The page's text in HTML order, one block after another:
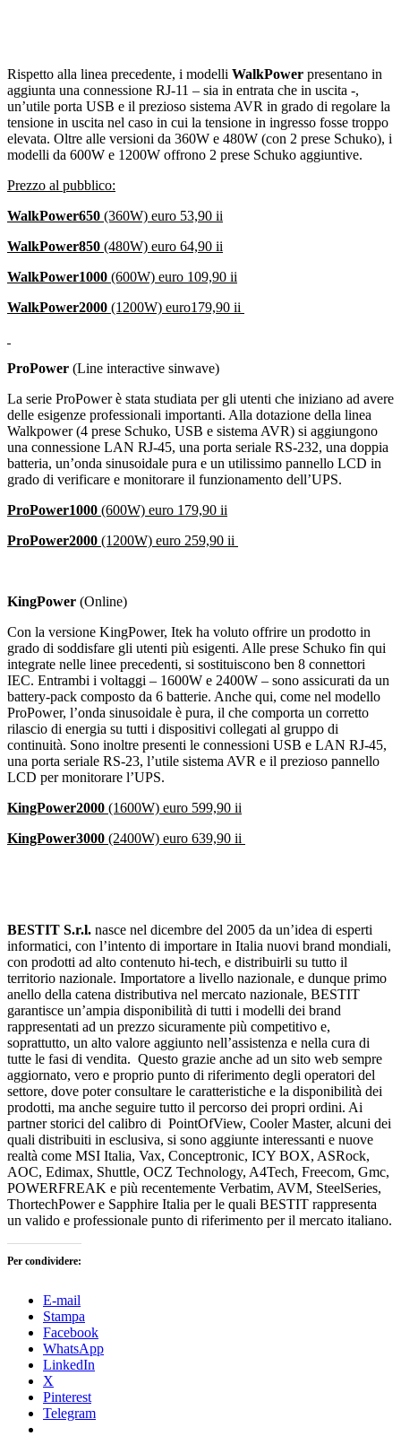
Rispetto alla linea precedente, i modelli WalkPower presentano in
aggiunta una connessione RJ-11 – sia in entrata che in uscita -,
un’utile porta USB e il prezioso sistema AVR in grado di regolare la
tensione in uscita nel caso in cui la tensione in ingresso fosse troppo
elevata. Oltre alle versioni da 360W e 480W (con 2 prese Schuko), i
modelli da 600W e 1200W offrono 2 prese Schuko aggiuntive.
Prezzo al pubblico:
WalkPower650 (360W) euro 53,90 ii
WalkPower850 (480W) euro 64,90 ii
WalkPower1000 (600W) euro 109,90 ii
WalkPower2000 (1200W) euro179,90 ii
ProPower (Line interactive sinwave)
La serie ProPower è stata studiata per gli utenti che iniziano ad avere
delle esigenze professionali importanti. Alla dotazione della linea
Walkpower (4 prese Schuko, USB e sistema AVR) si aggiungono
una connessione LAN RJ-45, una porta seriale RS-232, una doppia
batteria, un’onda sinusoidale pura e un utilissimo pannello LCD in
grado di verificare e monitorare il funzionamento dell’UPS.
ProPower1000 (600W) euro 179,90 ii
ProPower2000 (1200W) euro 259,90 ii
KingPower (Online)
Con la versione KingPower, Itek ha voluto offrire un prodotto in
grado di soddisfare gli utenti più esigenti. Alle prese Schuko fin qui
integrate nelle linee precedenti, si sostituiscono ben 8 connettori
IEC. Entrambi i voltaggi – 1600W e 2400W – sono assicurati da un
battery-pack composto da 6 batterie. Anche qui, come nel modello
ProPower, l’onda sinusoidale è pura, il che comporta un corretto
rilascio di energia su tutti i dispositivi collegati al gruppo di
continuità. Sono inoltre presenti le connessioni USB e LAN RJ-45,
una porta seriale RS-23, l’utile sistema AVR e il prezioso pannello
LCD per monitorare l’UPS.
KingPower2000 (1600W) euro 599,90 ii
KingPower3000 (2400W) euro 639,90 ii
BESTIT S.r.l. nasce nel dicembre del 2005 da un’idea di esperti
informatici, con l’intento di importare in Italia nuovi brand mondiali,
con prodotti ad alto contenuto hi-tech, e distribuirli su tutto il
territorio nazionale. Importatore a livello nazionale, e dunque primo
anello della catena distributiva nel mercato nazionale, BESTIT
garantisce un’ampia disponibilità di tutti i modelli dei brand
rappresentati ad un prezzo sicuramente più competitivo e,
soprattutto, un alto valore aggiunto nell’assistenza e nella cura di
tutte le fasi di vendita. Questo grazie anche ad un sito web sempre
aggiornato, vero e proprio punto di riferimento degli operatori del
settore, dove poter consultare le caratteristiche e la disponibilità dei
prodotti, ma anche seguire tutto il percorso dei propri ordini. Ai
partner storici del calibro di PointOfView, Cooler Master, alcuni dei
quali distribuiti in esclusiva, si sono aggiunte interessanti e nuove
realtà come MSI Italia, Vax, Conceptronic, ICY BOX, ASRock,
AOC, Edimax, Shuttle, OCZ Technology, A4Tech, Freecom, Gmc,
POWERFREAK e più recentemente Verbatim, AVM, SteelSeries,
ThortechPower e Sapphire Italia per le quali BESTIT rappresenta
un valido e professionale punto di riferimento per il mercato italiano.
Per condividere:
E-mail
Stampa
Facebook
WhatsApp
LinkedIn
X
Pinterest
Telegram